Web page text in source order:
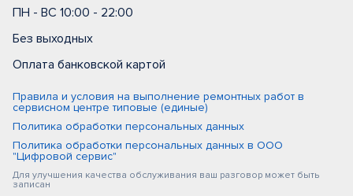
ПН - ВС 10:00 - 22:00
Без выходных
Оплата банковской картой
Правила и условия на выполнение ремонтных работ в
сервисном центре типовые (единые)
Политика обработки персональных данных
Политика обработки персональных данных в ООО
"Цифровой сервис"
Для улучшения качества обслуживания ваш разговор может быть
записан